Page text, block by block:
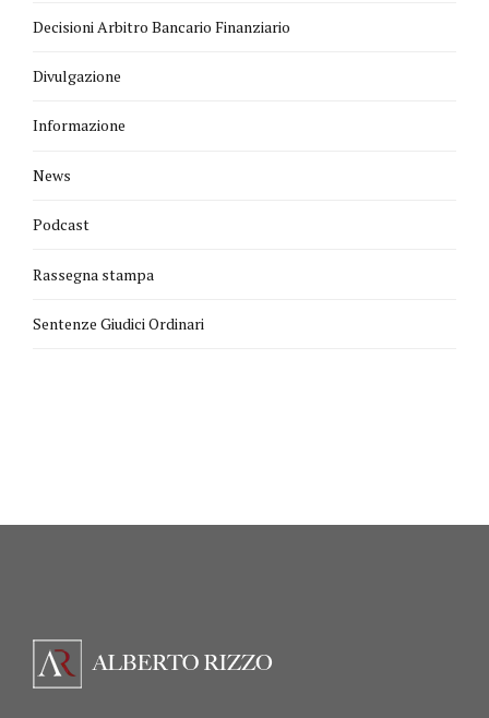
Decisioni Arbitro Bancario Finanziario
Divulgazione
Informazione
News
Podcast
Rassegna stampa
Sentenze Giudici Ordinari